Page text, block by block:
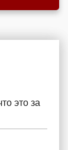
это за